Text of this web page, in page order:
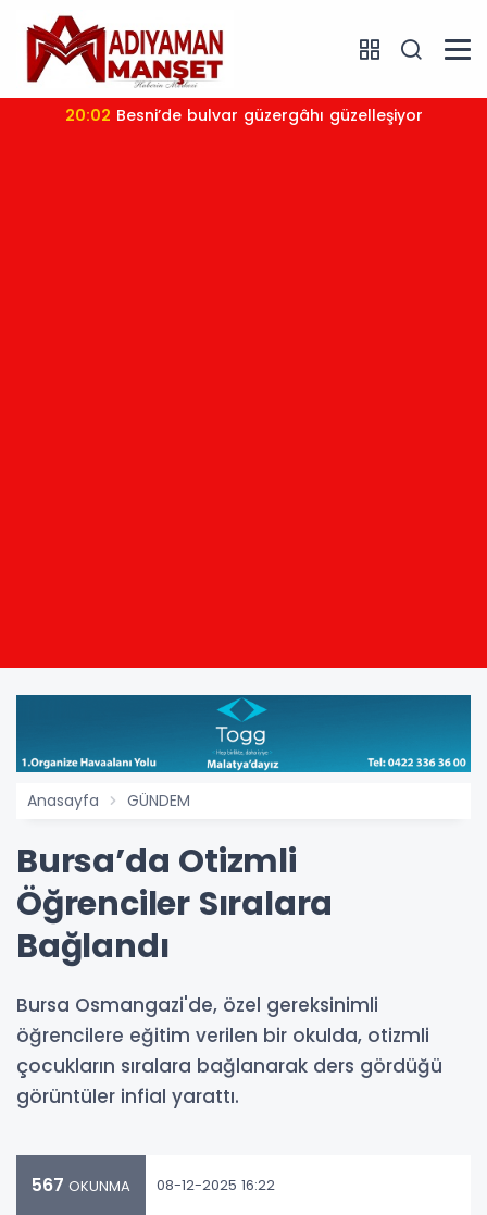
20:02 Besni’de bulvar güzergâhı güzelleşiyor
Anasayfa GÜNDEM
Bursa’da Otizmli
Öğrenciler Sıralara
Bağlandı
Bursa Osmangazi'de, özel gereksinimli
öğrencilere eğitim verilen bir okulda, otizmli
çocukların sıralara bağlanarak ders gördüğü
görüntüler infial yarattı.
567 OKUNMA 08-12-2025 16:22